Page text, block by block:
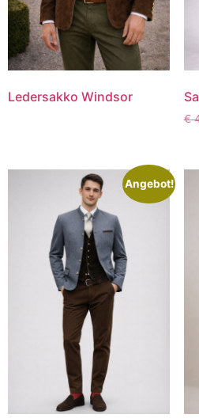
Ledersakko Windsor
€
Angebot!